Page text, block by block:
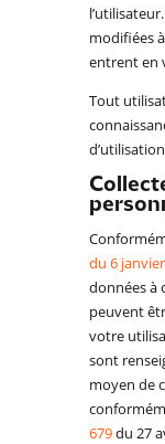
modifiées
entrent en
Tout
du 6
données à
peuvent
votre
sont
moyen de
679du 27